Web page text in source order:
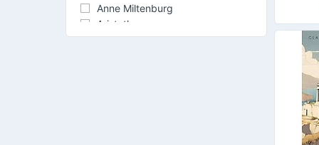
Anne Miltenburg
Aristotle
Charles Darwin